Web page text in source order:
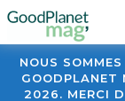
NOUS
GOODPLANET
2026. MERCI